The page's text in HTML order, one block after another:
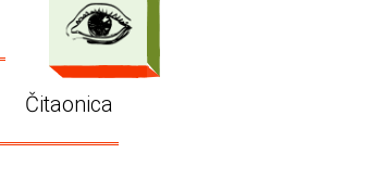
Čitaonica